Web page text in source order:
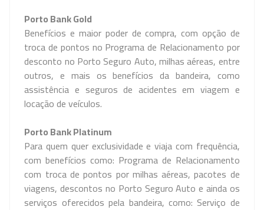
PortoBankGold
Benefícios e maior poder de compra, com opção de
troca de pontos no Programa de Relacionamento por
desconto no Porto Seguro Auto, milhas aéreas, entre
outros, e mais os benefícios da bandeira, como
assistência e seguros de acidentes em viagem e
locação de veículos.
PortoBankPlatinum
Para quem quer exclusividade e viaja com frequência,
com benefícios como: Programa de Relacionamento
com troca de pontos por milhas aéreas, pacotes de
viagens, descontos no Porto Seguro Auto e ainda os
serviços oferecidos pela bandeira, como: Serviço de